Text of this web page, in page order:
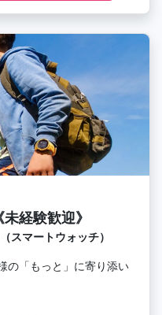
経験歓迎》
スマートウォッチ）
の「もっと」に寄り添い